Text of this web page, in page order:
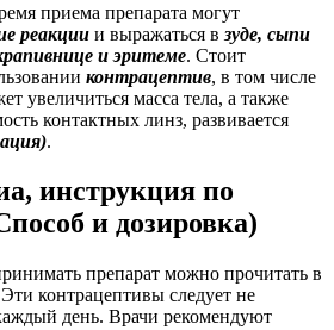
приема препарата могут
реакции и выражаться в зуде, сыпи
и эритеме. Стоит
контрацептив, в том числе
увеличиться масса тела, а также
контактных линз, развивается
.
инструкция по
и дозировка)
препарат можно прочитать в
контрацептивы следует не
день. Врачи рекомендуют